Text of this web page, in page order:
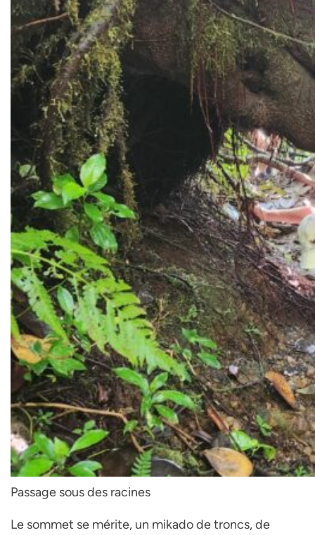
Passage sous des racines
Le sommet se mérite, un mikado de troncs, de